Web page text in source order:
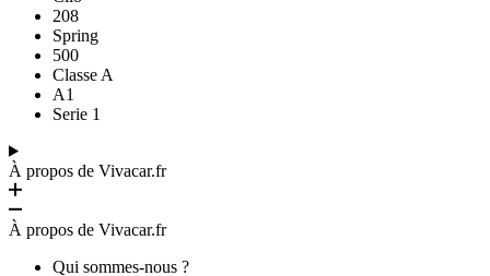
208
Spring
500
Classe A
A1
Serie 1
À propos de Vivacar.fr
À propos de Vivacar.fr
Qui sommes-nous ?